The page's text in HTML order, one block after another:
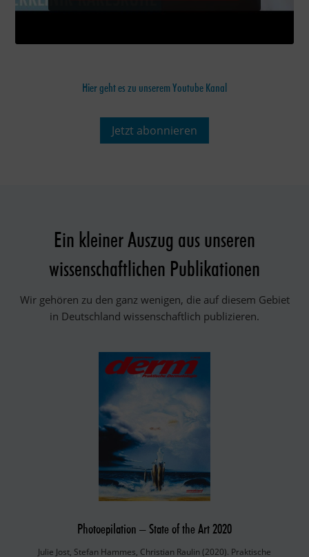
Hier geht es zu unserem Youtube Kanal
Jetzt abonnieren
Ein kleiner Auszug aus unseren
wissenschaftlichen Publikationen
Wir gehören zu den ganz wenigen, die auf diesem Gebiet
in Deutschland wissenschaftlich publizieren.
Photoepilation – State of the Art 2020
Julie Jost, Stefan Hammes, Christian Raulin (2020). Praktische